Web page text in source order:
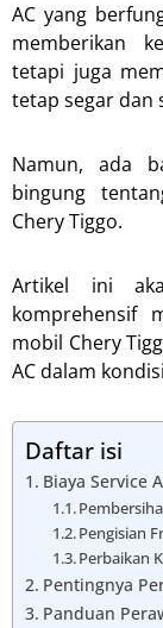
AC yang
memberikan
tetapi juga
tetap segar dan
Namun, ada
bingung
Chery Tiggo.
Artikel ini
komprehensif
mobil Chery
AC dalam
Daftar isi
Biaya Service
Pengisian
Perbaikan
Pentingnya
Panduan